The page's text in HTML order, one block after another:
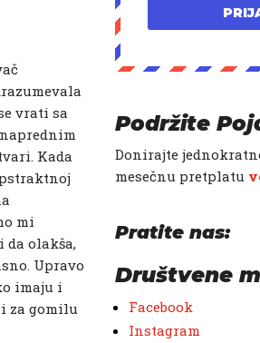
vrati sa
Kada
mi
da olakša,
Upravo
imaju i
za gomilu
Podržite
Donirajte
mesečnu pretplatu
Pratite nas:
Društvene
Facebook
Instagram